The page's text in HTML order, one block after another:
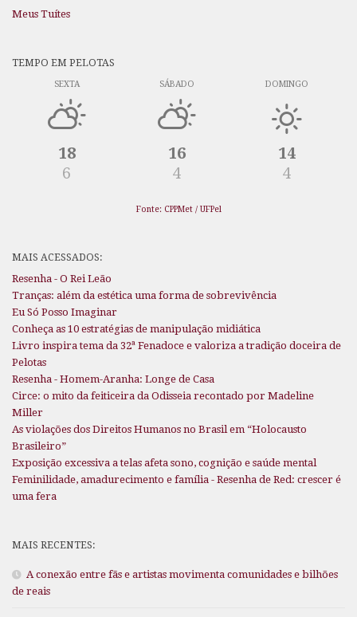
Meus Tuítes
TEMPO EM PELOTAS
SEXTA
18
6
SÁBADO
16
4
DOMINGO
14
4
Fonte: CPPMet / UFPel
MAIS ACESSADOS:
Resenha - O Rei Leão
Tranças: além da estética uma forma de sobrevivência
Eu Só Posso Imaginar
Conheça as 10 estratégias de manipulação midiática
Livro inspira tema da 32ª Fenadoce e valoriza a tradição doceira de
Pelotas
Resenha - Homem-Aranha: Longe de Casa
Circe: o mito da feiticeira da Odisseia recontado por Madeline
Miller
As violações dos Direitos Humanos no Brasil em “Holocausto
Brasileiro”
Exposição excessiva a telas afeta sono, cognição e saúde mental
Feminilidade, amadurecimento e família - Resenha de Red: crescer é
uma fera
MAIS RECENTES:
A conexão entre fãs e artistas movimenta comunidades e bilhões
de reais